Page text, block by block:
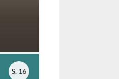
S. 16